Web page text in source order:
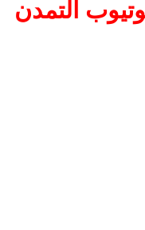
التمدن